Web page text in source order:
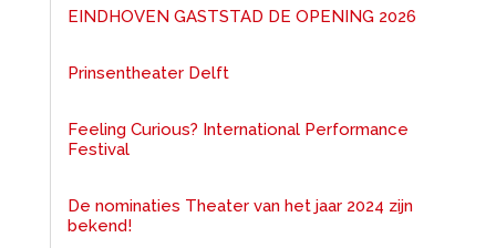
EINDHOVEN GASTSTAD DE OPENING 2026
Prinsentheater Delft
Feeling Curious? International Performance
Festival
De nominaties Theater van het jaar 2024 zijn
bekend!